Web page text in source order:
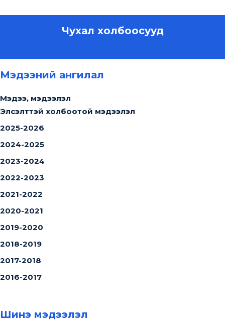
Чухал холбоосууд
Мэдээний ангилал
Мэдээ, мэдээлэл
Элсэлттэй холбоотой мэдээлэл
2025-2026
2024-2025
2023-2024
2022-2023
2021-2022
2020-2021
2019-2020
2018-2019
2017-2018
2016-2017
Шинэ мэдээлэл